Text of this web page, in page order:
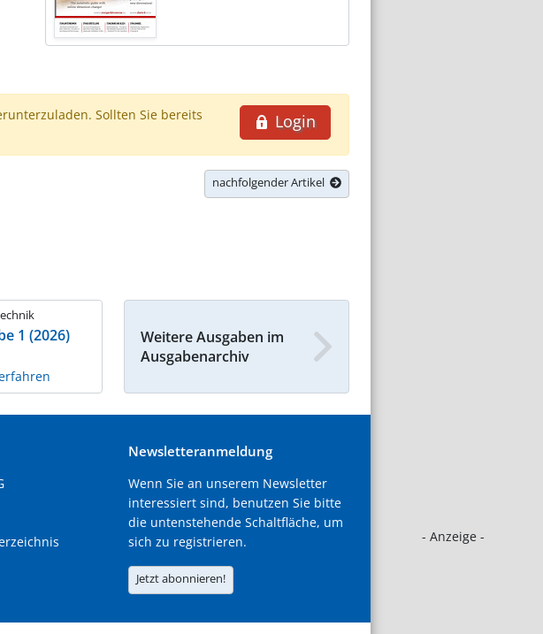
- Anzeige -
Login
Sollten Sie bereits
nachfolgender Artikel
1 (2026)
Weitere Ausgaben im
Ausgabenarchiv
Newsletteranmeldung
Wenn Sie an unserem Newsletter
interessiert sind, benutzen Sie bitte
die untenstehende Schaltfläche, um
sich zu registrieren.
Jetzt abonnieren!